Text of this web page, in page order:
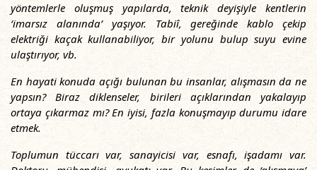
yöntemlerle oluşmuş yapılarda, teknik deyişiyle kentlerin
‘imarsız alanında’ yaşıyor. Tabiî, gereğinde kablo çekip
elektriği kaçak kullanabiliyor, bir yolunu bulup suyu evine
ulaştırıyor, vb.
En hayati konuda açığı bulunan bu insanlar, alışmasın da ne
yapsın? Biraz diklenseler, birileri açıklarından yakalayıp
ortaya çıkarmaz mı? En iyisi, fazla konuşmayıp durumu idare
etmek.
Toplumun tüccarı var, sanayicisi var, esnafı, işadamı var.